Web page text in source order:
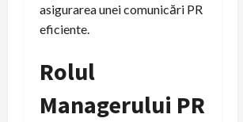
asigurarea unei comunicări PR
eficiente.
Rolul
Managerului PR